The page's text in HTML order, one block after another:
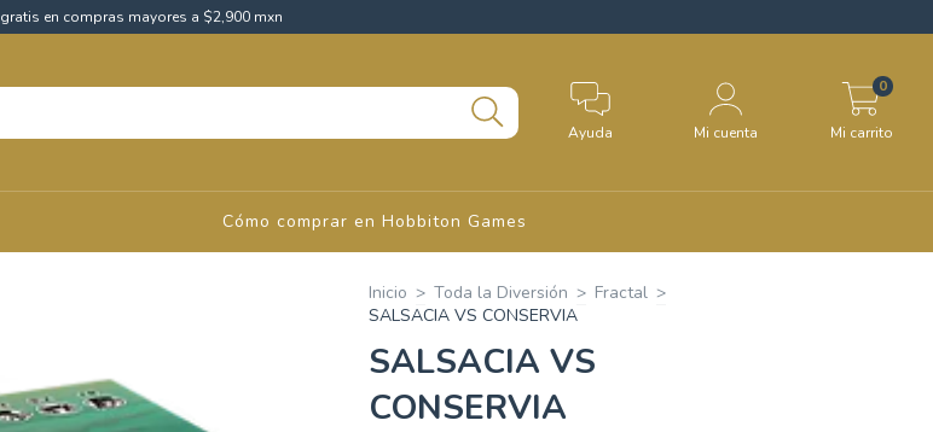
en compras mayores a $2,900 mxn
Ayuda Mi cuenta Mi carrito
0
Cómo comprar en Hobbiton Games
Inicio > Toda la Diversión > Fractal >
SALSACIA VS CONSERVIA
SALSACIA VS
CONSERVIA